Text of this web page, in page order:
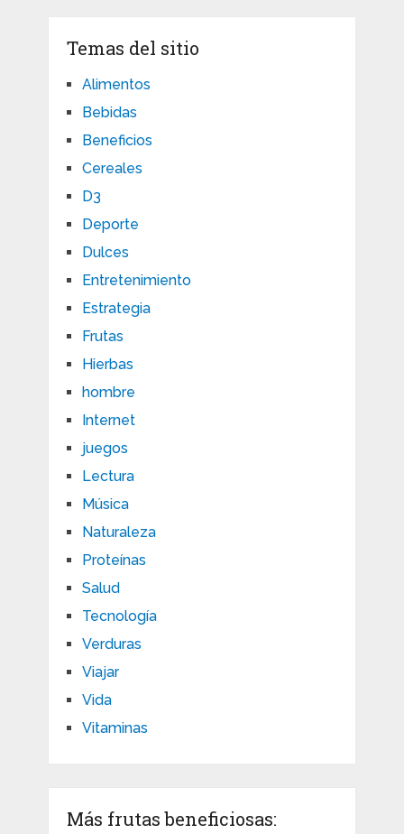
Temas del sitio
Alimentos
Bebidas
Beneficios
Cereales
D3
Deporte
Dulces
Entretenimiento
Estrategia
Frutas
Hierbas
hombre
Internet
juegos
Lectura
Música
Naturaleza
Proteínas
Salud
Tecnología
Verduras
Viajar
Vida
Vitaminas
Más frutas beneficiosas: